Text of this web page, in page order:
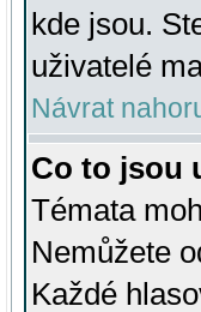
kde jsou.
uživatelé
Návrat
Co to jsou
Témata
Nemůžete
Každé